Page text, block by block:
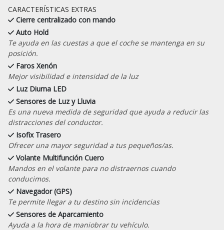
CARACTERÍSTICAS EXTRAS
Cierre centralizado con mando
Auto Hold
Te ayuda en las cuestas a que el coche se mantenga en su
posición.
Faros Xenón
Mejor visibilidad e intensidad de la luz
Luz Diurna LED
Sensores de Luz y Lluvia
Es una nueva medida de seguridad que ayuda a reducir las
distracciones del conductor.
Isofix Trasero
Ofrecer una mayor seguridad a tus pequeños/as.
Volante Multifunción Cuero
Mandos en el volante para no distraernos cuando
conducimos.
Navegador (GPS)
Te permite llegar a tu destino sin incidencias
Sensores de Aparcamiento
Ayuda a la hora de maniobrar tu vehículo.